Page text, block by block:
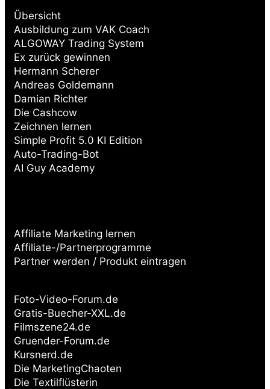
Übersicht
Ausbildung zum VAK Coach
ALGOWAY Trading System
Ex zurück gewinnen
Hermann Scherer
Andreas Goldemann
Damian Richter
Die Cashcow
Zeichnen lernen
Simple Profit 5.0 KI Edition
Auto-Trading-Bot
AI Guy Academy
Affiliate Marketing lernen
Affiliate-/Partnerprogramme
Partner werden / Produkt eintragen
Foto-Video-Forum.de
Gratis-Buecher-XXL.de
Filmszene24.de
Gruender-Forum.de
Kursnerd.de
Die MarketingChaoten
Die Textilflüsterin